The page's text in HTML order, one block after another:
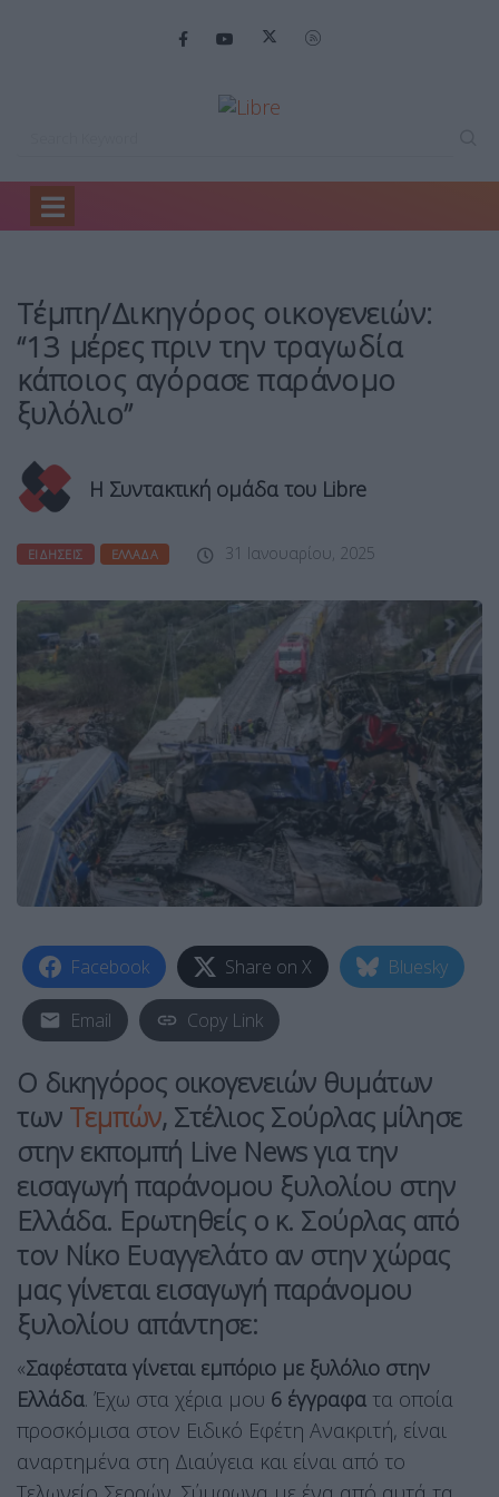
Home
Τέμπη/Δικηγόρος οικογενειών: “13…
Τέμπη/Δικηγόρος οικογενειών:
“13 μέρες πριν την τραγωδία
κάποιος αγόρασε παράνομο
ξυλόλιο”
Η Συντακτική ομάδα του Libre
ΕΙΔΉΣΕΙΣ ΕΛΛΆΔΑ 31 Ιανουαρίου, 2025
Facebook Share on X Bluesky
Email Copy Link
Ο δικηγόρος οικογενειών θυμάτων
των Τεμπών, Στέλιος Σούρλας μίλησε
στην εκπομπή Live News για την
εισαγωγή παράνομου ξυλολίου στην
Ελλάδα. Ερωτηθείς ο κ. Σούρλας από
τον Νίκο Ευαγγελάτο αν στην χώρας
μας γίνεται εισαγωγή παράνομου
ξυλολίου απάντησε:
«Σαφέστατα γίνεται εμπόριο με ξυλόλιο στην
Ελλάδα. Έχω στα χέρια μου 6 έγγραφα τα οποία
προσκόμισα στον Ειδικό Εφέτη Ανακριτή, είναι
αναρτημένα στη Διαύγεια και είναι από το